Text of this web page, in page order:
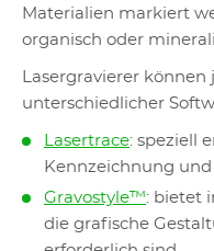
Materialien markiert
organisch oder
Lasergravierer können
unterschiedlicher
Lasertrace: speziell
Kennzeichnung
Gravostyle™: bietet
die grafische